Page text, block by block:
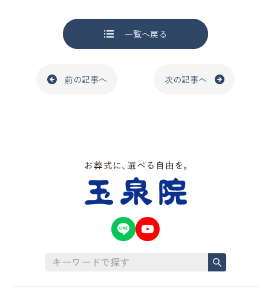
一覧へ戻る
前の記事へ 次の記事へ